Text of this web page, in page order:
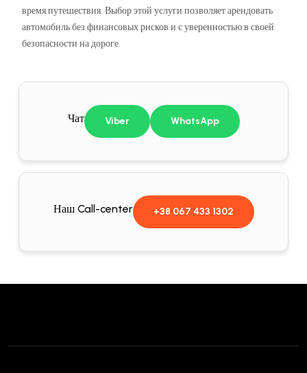
время путешествия. Выбор этой услуги позволяет арендовать
автомобиль без финансовых рисков и с уверенностью в своей
безопасности на дороге.
Чат Viber WhatsApp
Наш Call-center +38 067 433 1302